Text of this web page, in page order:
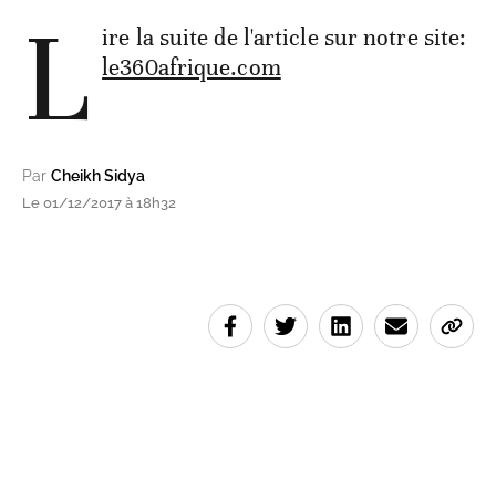
L ire la suite de l'article sur notre site:
le360afrique.com
Par Cheikh Sidya
Le 01/12/2017 à 18h32